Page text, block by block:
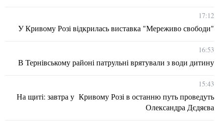
17:12
У Кривому Розі відкрилась виставка "Мереживо свободи"
16:53
В Тернівському районі патрульні врятували з води дитину
15:43
На щиті: завтра у Кривому Розі в останню путь проведуть
Олександра Дєдяєва